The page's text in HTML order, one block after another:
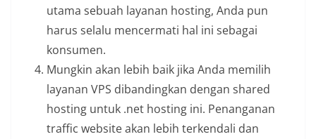
utama sebuah layanan hosting, Anda pun
harus selalu mencermati hal ini sebagai
konsumen.
Mungkin akan lebih baik jika Anda memilih
layanan VPS dibandingkan dengan shared
hosting untuk .net hosting ini. Penanganan
traffic website akan lebih terkendali dan